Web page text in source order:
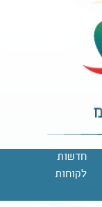
חדשות
לקוחות